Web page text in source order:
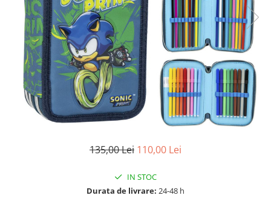
135,00 Lei 110,00 Lei
IN STOC
Durata de livrare: 24-48 h